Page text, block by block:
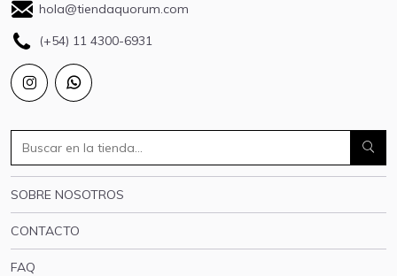
hola@tiendaquorum.com
(+54) 11 4300-6931
SOBRE NOSOTROS
CONTACTO
FAQ